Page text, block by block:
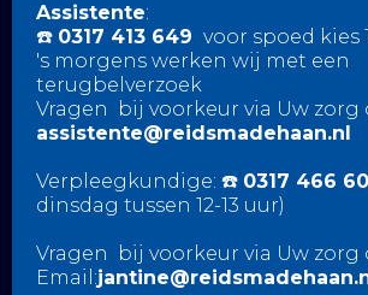
Assistente:
☎️ 0317 413 649 voor spoed kies 1
's morgens werken wij met een
terugbelverzoek
Vragen bij voorkeur via Uw zorg
assistente@reidsmadehaan.nl
Verpleegkundige: ☎️ 0317 466
dinsdag tussen 12-13 uur)
Vragen bij voorkeur via Uw zorg
Email: